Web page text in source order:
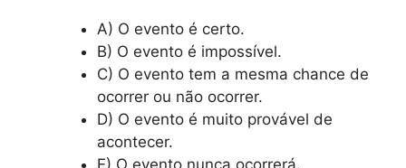
A) O evento é certo.
B) O evento é impossível.
C) O evento tem a mesma chance de
ocorrer ou não ocorrer.
D) O evento é muito provável de
acontecer.